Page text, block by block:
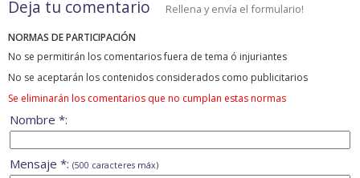
Deja tu comentario Rellena y envía el formulario!
NORMAS DE PARTICIPACIÓN
No se permitirán los comentarios fuera de tema ó injuriantes
No se aceptarán los contenidos considerados como publicitarios
Se eliminarán los comentarios que no cumplan estas normas
Nombre *:
Mensaje *: (500 caracteres máx)